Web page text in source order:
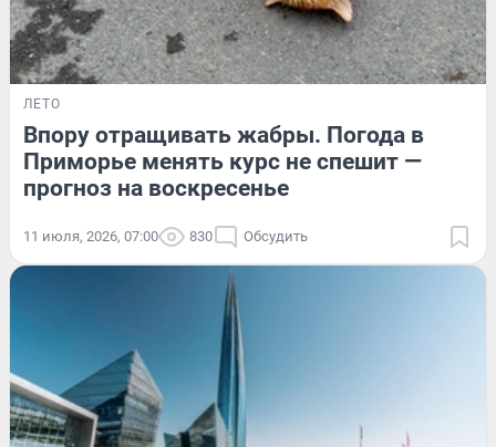
ЛЕТО
Впору отращивать жабры. Погода в
Приморье менять курс не спешит —
прогноз на воскресенье
11 июля, 2026, 07:00 830 Обсудить